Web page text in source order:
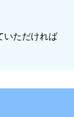
いただければ